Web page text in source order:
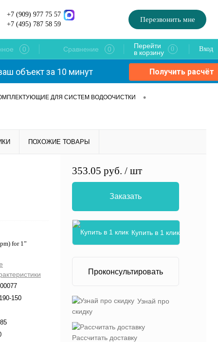
+7 (909) 977 75 57
+7 (495) 787 58 59
Перезвонить мне
0 Сравнение 0
Перейти
в корзину
0 Вход
ДЛЯ СИСТЕМ ВОДООЧИСТКИ •
ПОХОЖИЕ ТОВАРЫ
for 1”
150
353.05 руб. / шт
Заказать
Купить в 1 клик
Проконсультировать
Узнай про
скидку
Рассчитать доставку
объект за 10 минут Получить расчёт